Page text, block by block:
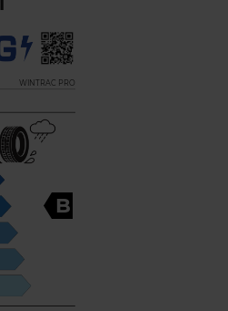
WINTRAC PRO
B